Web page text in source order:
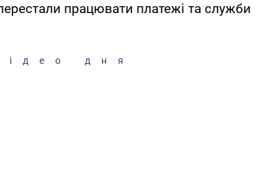
працювати платежі та служби
дня